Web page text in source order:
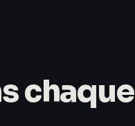
chaque